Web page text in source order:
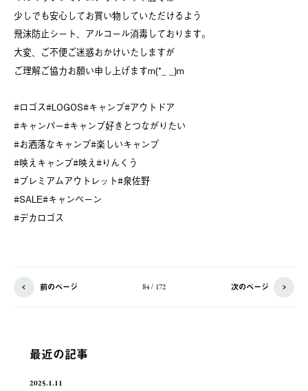
少しでも安心してお買い物していただけるよう
飛沫防止シート、アルコール消毒しております。
大変、ご不便ご迷惑おかけいたしますが
ご理解ご協力お願い申し上げますm(*_ _)m
#ロゴス#LOGOS#キャンプ#アウトドア
#キャンパー#キャンプ好きとつながりたい
#お洒落なキャンプ#楽しいキャンプ
#映えキャンプ#映え#りんくう
#プレミアムアウトレット#泉佐野
#SALE#キャンペーン
#デカロゴス
前のページ 84 / 172 次のページ
最近の記事
2025.1.11